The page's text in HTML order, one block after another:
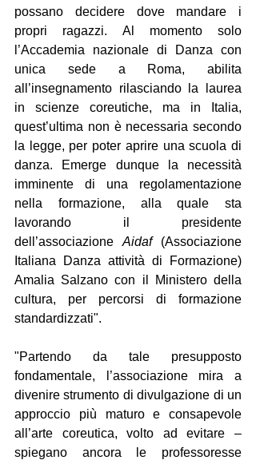
possano decidere dove mandare i
propri ragazzi. Al momento solo
l’Accademia nazionale di Danza con
unica sede a Roma, abilita
all’insegnamento rilasciando la laurea
in scienze coreutiche, ma in Italia,
quest’ultima non è necessaria secondo
la legge, per poter aprire una scuola di
danza. Emerge dunque la necessità
imminente di una regolamentazione
nella formazione, alla quale sta
lavorando il presidente
dell’associazione Aidaf (Associazione
Italiana Danza attività di Formazione)
Amalia Salzano con il Ministero della
cultura, per percorsi di formazione
standardizzati".
"Partendo da tale presupposto
fondamentale, l’associazione mira a
divenire strumento di divulgazione di un
approccio più maturo e consapevole
all’arte coreutica, volto ad evitare –
spiegano ancora le professoresse